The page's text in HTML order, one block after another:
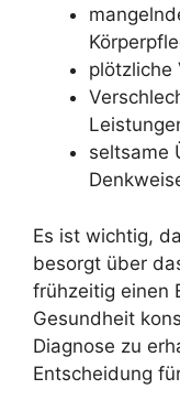
plötzliche
seltsame
Es ist wichtig,
besorgt über
frühzeitig einen
Gesundheit
Diagnose zu
Entscheidung